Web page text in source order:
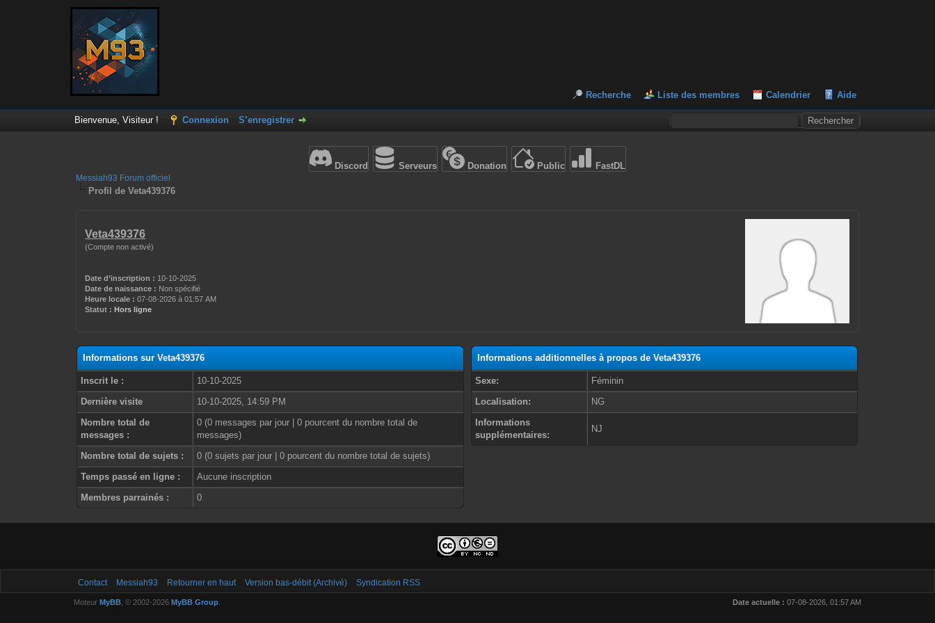
Recherche Liste des membres Calendrier Aide
Bienvenue, Visiteur ! Connexion S’enregistrer
Discord Serveurs Donation Public FastDL
Messiah93 Forum officiel
Profil de Veta439376
Veta439376
(Compte non activé)
Date d’inscription : 10-10-2025
Date de naissance : Non spécifié
Heure locale : 07-08-2026 à 01:57 AM
Statut : Hors ligne
Informations sur Veta439376
Inscrit le :
10-10-2025
Dernière visite
10-10-2025, 14:59 PM
Nombre total de
messages :
0 (0 messages par jour | 0 pourcent du nombre total de
messages)
Nombre total de sujets :
0 (0 sujets par jour | 0 pourcent du nombre total de sujets)
Temps passé en ligne :
Aucune inscription
Membres parrainés :
0
Informations additionnelles à propos de Veta439376
Sexe:
Féminin
Localisation:
NG
Informations
supplémentaires:
NJ
Contact Messiah93 Retourner en haut Version bas-débit (Archivé) Syndication RSS
Date actuelle : 07-08-2026, 01:57 AM
Moteur MyBB, © 2002-2026 MyBB Group.